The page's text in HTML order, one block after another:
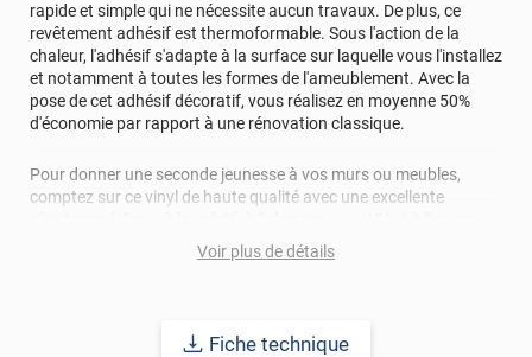
rapide et simple qui ne nécessite aucun travaux. De plus, ce
revêtement adhésif est thermoformable. Sous l'action de la
chaleur, l'adhésif s'adapte à la surface sur laquelle vous l'installez
et notamment à toutes les formes de l'ameublement. Avec la
pose de cet adhésif décoratif, vous réalisez en moyenne 50%
d'économie par rapport à une rénovation classique.
Pour donner une seconde jeunesse à vos murs ou meubles,
comptez sur ce vinyl de haute qualité avec une excellente
Grâce à son épaisseur, cet adhésif masque également les petites
imperfections. Classé A+ au test C.O.V et C-s2,d0 au feu, ce
: 10 ans en pose intérieur (anti craquèlement,
Voir plus de détails
Fiche technique